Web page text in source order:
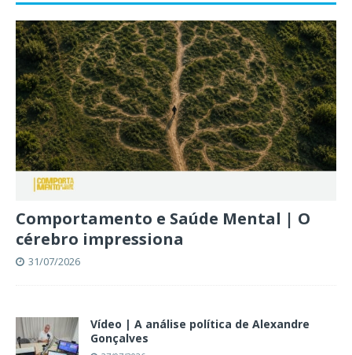
Comportamento e Saúde Mental | O
cérebro impressiona
31/07/2026
Vídeo | A análise política de Alexandre
Gonçalves